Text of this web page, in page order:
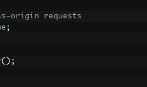
origin requests
;
();